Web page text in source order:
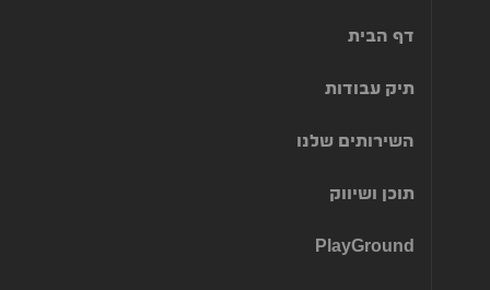
דף הבית
תיק עבודות
השירותים שלנו
תוכן ושיווק
PlayGround